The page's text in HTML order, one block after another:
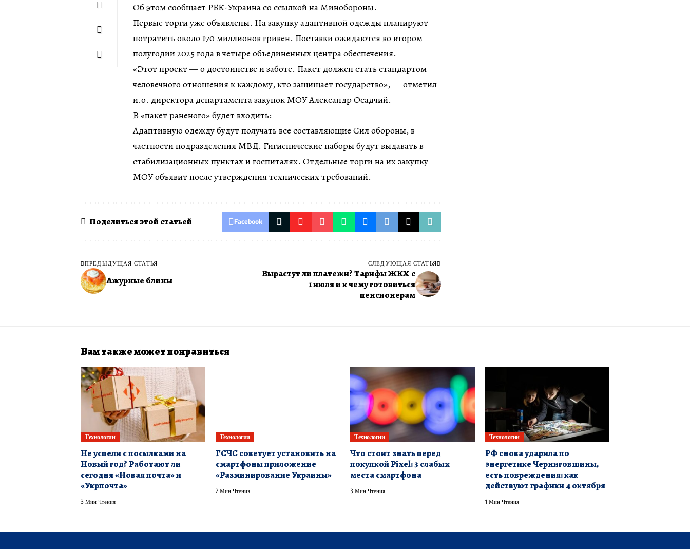
Об этом сообщает РБК-Украина со ссылкой на Минобороны.
Первые торги уже объявлены. На закупку адаптивной одежды планируют
потратить около 170 миллионов гривен. Поставки ожидаются во втором
полугодии 2025 года в четыре объединенных центра обеспечения.
«Этот проект — о достоинстве и заботе. Пакет должен стать стандартом
человечного отношения к каждому, кто защищает государство», — отметил
и.о. директора департамента закупок МОУ Александр Осадчий.
В «пакет раненого» будет входить:
Адаптивную одежду будут получать все составляющие Сил обороны, в
частности подразделения МВД. Гигиенические наборы будут выдавать в
стабилизационных пунктах и госпиталях. Отдельные торги на их закупку
МОУ объявит после утверждения технических требований.
Поделиться этой статьей Facebook
ПРЕДЫДУЩАЯ СТАТЬЯ
Ажурные блины
СЛЕДУЮЩАЯ СТАТЬЯ
Вырастут ли платежи? Тарифы ЖКХ с
1 июля и к чему готовиться
пенсионерам
Вам также может понравиться
Технологии
Не успели с посылками на
Новый год? Работают ли
сегодня «Новая почта» и
«Укрпочта»
3 Мин Чтения
Технологии
ГСЧС советует установить на
смартфоны приложение
«Разминирование Украины»
2 Мин Чтения
Технологии
Что стоит знать перед
покупкой Pixel: 3 слабых
места смартфона
3 Мин Чтения
Технологии
РФ снова ударила по
энергетике Черниговщины,
есть повреждения: как
действуют графики 4 октября
1 Мин Чтения